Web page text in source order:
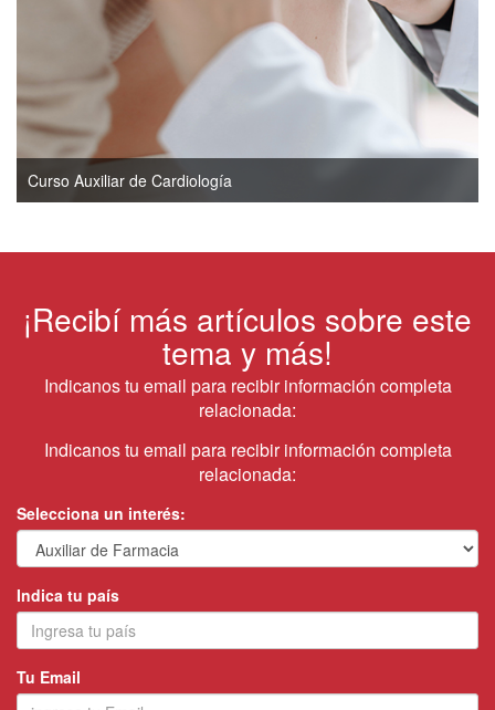
Curso Auxiliar de Cardiología
¡Recibí más artículos sobre este
tema y más!
Indicanos tu email para recibir información completa
relacionada:
Indicanos tu email para recibir información completa
relacionada:
Selecciona un interés:
Indica tu país
Tu Email